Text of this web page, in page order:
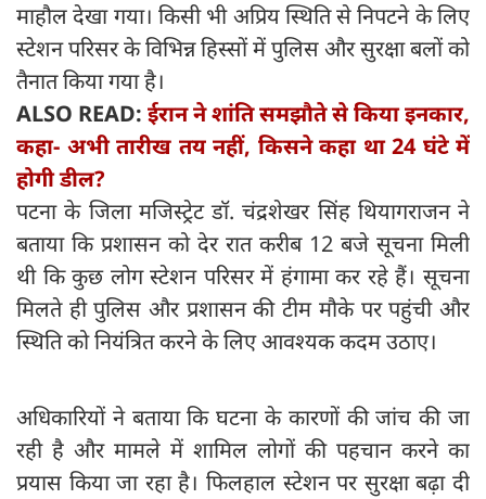
माहौल देखा गया। किसी भी अप्रिय स्थिति से निपटने के लिए
स्टेशन परिसर के विभिन्न हिस्सों में पुलिस और सुरक्षा बलों को
तैनात किया गया है।
ALSO READ: ईरान ने शांति समझौते से किया इनकार,
कहा- अभी तारीख तय नहीं, किसने कहा था 24 घंटे में
होगी डील?
पटना के जिला मजिस्ट्रेट डॉ. चंद्रशेखर सिंह थियागराजन ने
बताया कि प्रशासन को देर रात करीब 12 बजे सूचना मिली
थी कि कुछ लोग स्टेशन परिसर में हंगामा कर रहे हैं। सूचना
मिलते ही पुलिस और प्रशासन की टीम मौके पर पहुंची और
स्थिति को नियंत्रित करने के लिए आवश्यक कदम उठाए।
अधिकारियों ने बताया कि घटना के कारणों की जांच की जा
रही है और मामले में शामिल लोगों की पहचान करने का
प्रयास किया जा रहा है। फिलहाल स्टेशन पर सुरक्षा बढ़ा दी